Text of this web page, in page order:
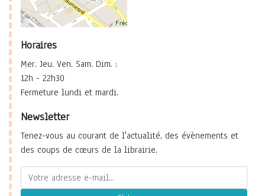
Horaires
Mer. Jeu. Ven. Sam. Dim. :
12h - 22h30
Fermeture lundi et mardi.
Newsletter
Tenez-vous au courant de l'actualité, des évènements et
des coups de cœurs de la librairie.